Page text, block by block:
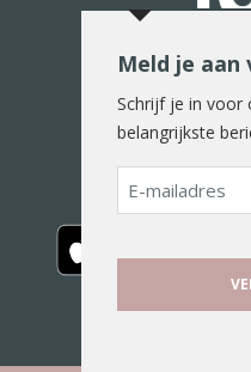
De
Meld je
Schrijf je in voor
belangrijkste
E-
mailadres